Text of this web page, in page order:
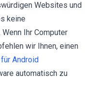
Websites und
keine
Ihr Computer
wir Ihnen, einen
Android
automatisch zu